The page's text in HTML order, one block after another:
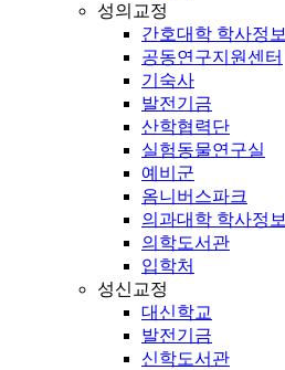
성의교정
간호대학 학사정보
공동연구지원센터
기숙사
발전기금
산학협력단
실험동물연구실
예비군
옴니버스파크
의과대학 학사정보
의학도서관
입학처
성신교정
대신학교
발전기금
신학도서관